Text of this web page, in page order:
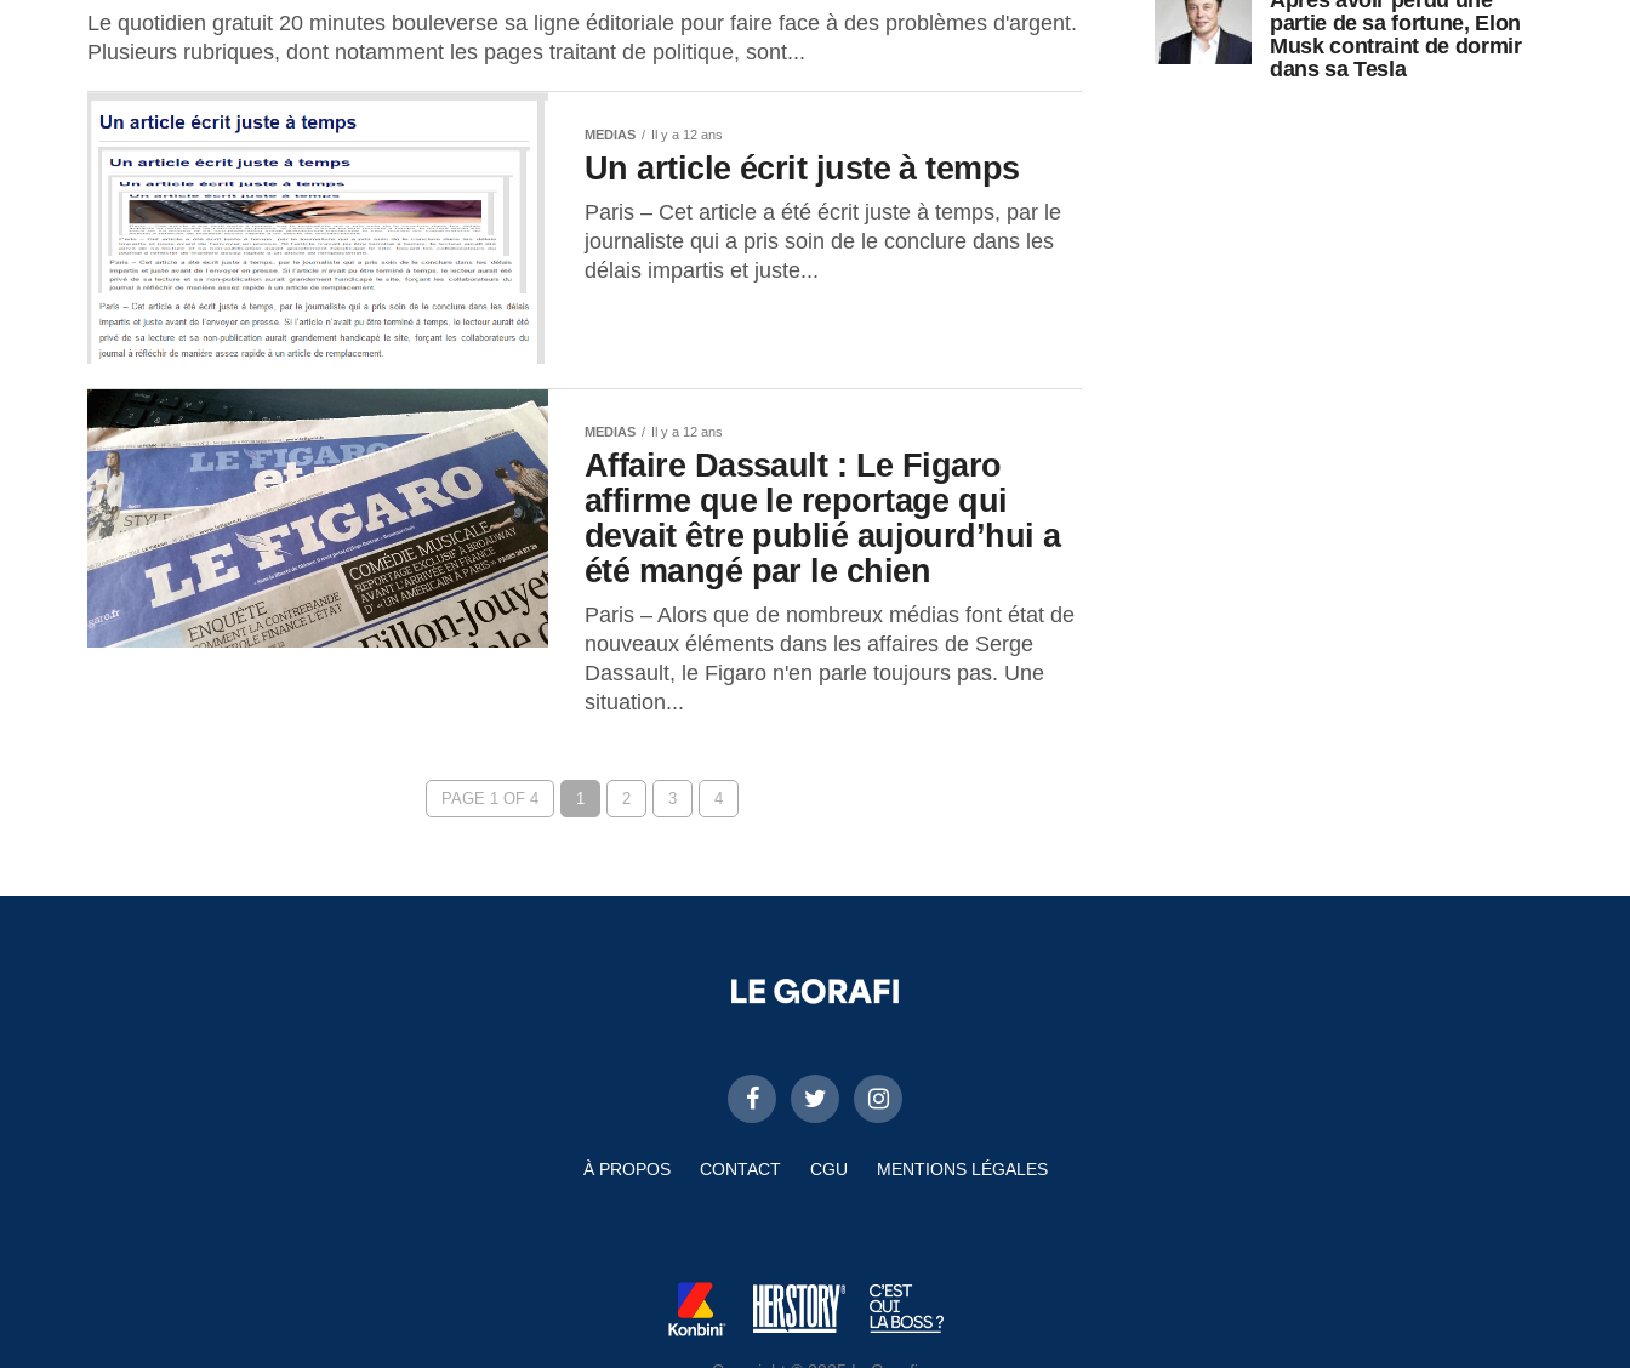
Le quotidien gratuit 20 minutes bouleverse sa ligne éditoriale pour faire face à des problèmes d'argent.
Plusieurs rubriques, dont notamment les pages traitant de politique, sont...
MEDIAS Il y a 12 ans
Un article écrit juste à temps
Paris – Cet article a été écrit juste à temps, par le
journaliste qui a pris soin de le conclure dans les
délais impartis et juste...
MEDIAS Il y a 12 ans
Affaire Dassault : Le Figaro
affirme que le reportage qui
devait être publié aujourd’hui a
été mangé par le chien
Paris – Alors que de nombreux médias font état de
nouveaux éléments dans les affaires de Serge
Dassault, le Figaro n'en parle toujours pas. Une
situation...
PAGE 1 OF 4 1 2 3 4
partie de sa fortune, Elon
Musk contraint de dormir
dans sa Tesla
À PROPOS CONTACT CGU MENTIONS LÉGALES